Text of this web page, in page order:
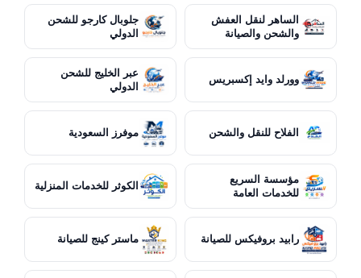
الساهر لنقل العفش
والشحن والصيانة
جلوبال كارجو للشحن
الدولي
وورلد وايد إكسبريس
عبر الخليج للشحن
الدولي
الفلاح للنقل والشحن موفرز السعودية
مؤسسة السريع
للخدمات العامة
الكوثر للخدمات المنزلية
رابيد بروفيكس للصيانة ماستر كينج للصيانة